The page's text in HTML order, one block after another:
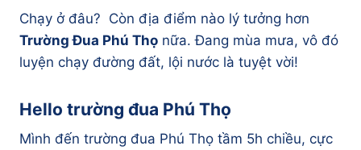
Chạy ở đâu? Còn địa điểm nào lý tưởng hơn
Trường Đua Phú Thọ nữa. Đang mùa mưa, vô đó
luyện chạy đường đất, lội nước là tuyệt vời!
Hello trường đua Phú Thọ
Mình đến trường đua Phú Thọ tầm 5h chiều, cực